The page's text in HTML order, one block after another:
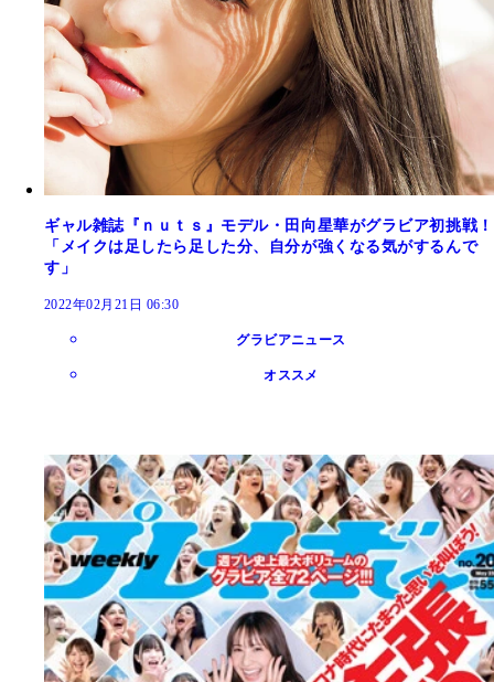
ギャル雑誌『ｎｕｔｓ』モデル・田向星華がグラビア初挑戦！
「メイクは足したら足した分、自分が強くなる気がするんで
す」
2022年02月21日 06:30
グラビアニュース
オススメ